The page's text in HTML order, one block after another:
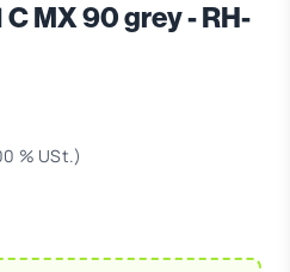
C MX 90 grey - RH-
% USt.)